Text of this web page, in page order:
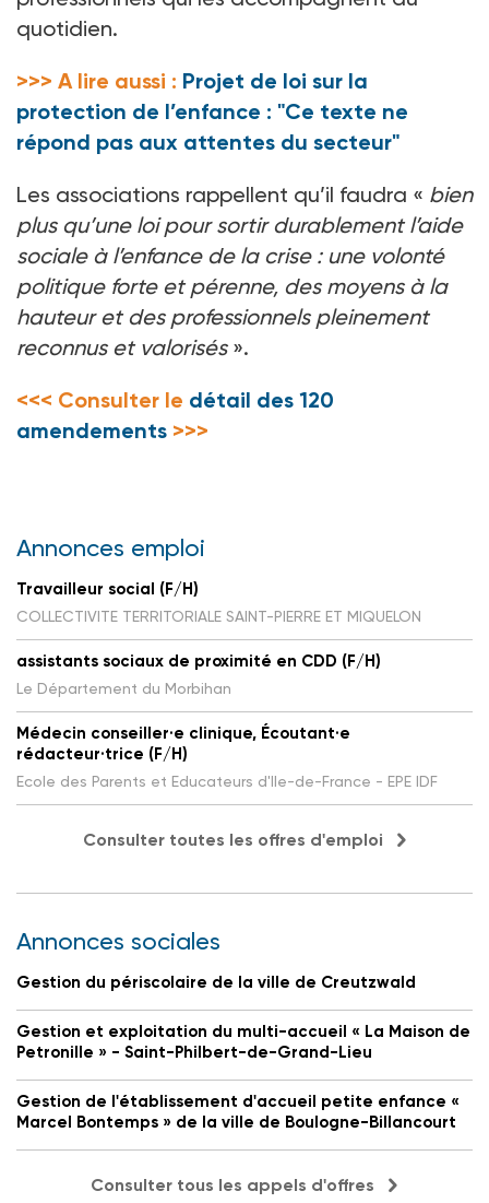
quotidien.
>>> A lire aussi : Projet de loi sur la
protection de l’enfance : "Ce texte ne
répond pas aux attentes du secteur"
Les associations rappellent qu’il faudra « bien
plus qu’une loi pour sortir durablement l’aide
sociale à l’enfance de la crise : une volonté
politique forte et pérenne, des moyens à la
hauteur et des professionnels pleinement
reconnus et valorisés ».
<<< Consulter le détail des 120
amendements >>>
Annonces emploi
Travailleur social (F/H)
COLLECTIVITE TERRITORIALE SAINT-PIERRE ET MIQUELON
assistants sociaux de proximité en CDD (F/H)
Le Département du Morbihan
Médecin conseiller·e clinique, Écoutant·e
rédacteur·trice (F/H)
Ecole des Parents et Educateurs d'Ile-de-France - EPE IDF
Consulter toutes les offres d'emploi
Annonces sociales
Gestion du périscolaire de la ville de Creutzwald
Gestion et exploitation du multi-accueil « La Maison de
Petronille » - Saint-Philbert-de-Grand-Lieu
Gestion de l'établissement d'accueil petite enfance «
Marcel Bontemps » de la ville de Boulogne-Billancourt
Consulter tous les appels d'offres